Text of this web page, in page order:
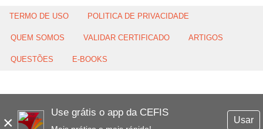
×
Use grátis o app da CEFIS
Usar
TERMO DE USO POLITICA DE PRIVACIDADE
QUEM SOMOS VALIDAR CERTIFICADO ARTIGOS
QUESTÕES E-BOOKS